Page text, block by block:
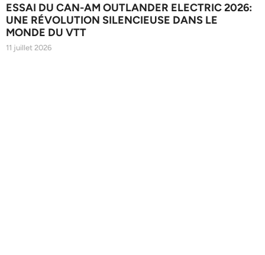
ESSAI DU CAN-AM OUTLANDER ELECTRIC 2026:
UNE RÉVOLUTION SILENCIEUSE DANS LE
MONDE DU VTT
11 juillet 2026